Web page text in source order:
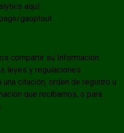
aquí:
gaoptout.
compartir su Información
leyes y regulaciones
citación, orden de registro u
que recibamos, o para